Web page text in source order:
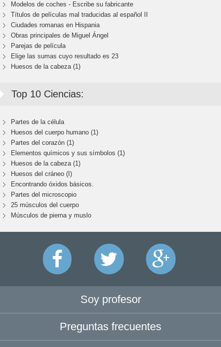
Modelos de coches - Escribe su fabricante
Títulos de películas mal traducidas al español II
Ciudades romanas en Hispania
Obras principales de Miguel Ángel
Parejas de película
Elige las sumas cuyo resultado es 23
Huesos de la cabeza (1)
Top 10 Ciencias:
Partes de la célula
Huesos del cuerpo humano (1)
Partes del corazón (1)
Elementos químicos y sus símbolos (1)
Huesos de la cabeza (1)
Huesos del cráneo (I)
Encontrando óxidos básicos.
Partes del microscopio
25 músculos del cuerpo
Músculos de pierna y muslo
Soy profesor
Preguntas frecuentes